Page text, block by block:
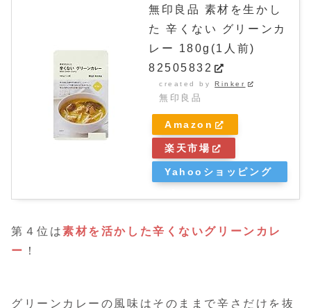
無印良品 素材を生かし
た 辛くない グリーンカ
レー 180g(1人前)
82505832
created byRinker
無印良品
Amazon
楽天市場
Yahooショッピング
第４位は素材を活かした辛くないグリーンカレ
ー ！
グリーンカレーの風味はそのままで辛さだけを抜